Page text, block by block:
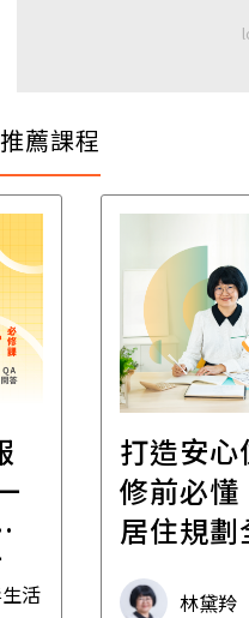
推薦課程
活
打造安
修前必懂
居住規劃
林黛羚